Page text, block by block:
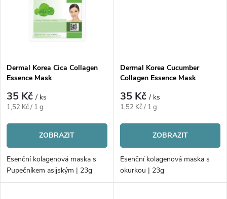
Dermal Korea Cica Collagen
Essence Mask
35 Kč/ ks
Měrná
1,52 Kč / 1 g
ZOBRAZIT
Esenční kolagenová maska s
Pupečníkem asijským | 23g
Dermal Korea Cucumber
Collagen Essence Mask
35 Kč/ ks
Měrná
1,52 Kč / 1 g
ZOBRAZIT
Esenční kolagenová maska s
okurkou | 23g